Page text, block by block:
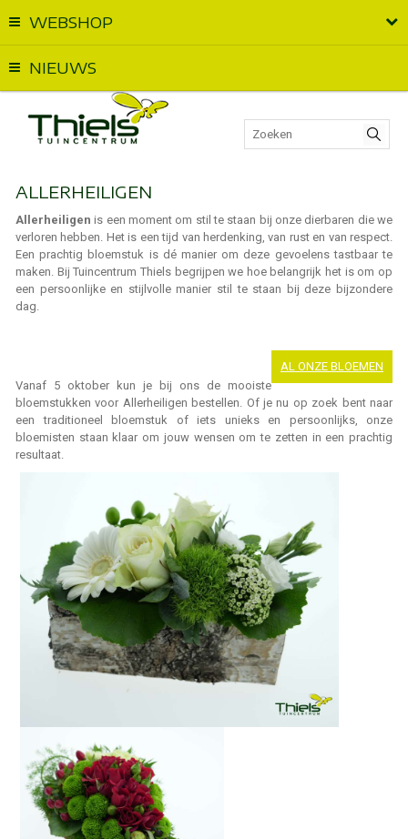
WEBSHOP
NIEUWS
ALLERHEILIGEN
Allerheiligen is een moment om stil te staan bij onze dierbaren die we
verloren hebben. Het is een tijd van herdenking, van rust en van respect.
Een prachtig bloemstuk is dé manier om deze gevoelens tastbaar te
maken. Bij Tuincentrum Thiels begrijpen we hoe belangrijk het is om op
een persoonlijke en stijlvolle manier stil te staan bij deze bijzondere
dag.
AL ONZE BLOEMEN
Vanaf 5 oktober kun je bij ons de mooiste
bloemstukken voor Allerheiligen bestellen. Of je nu op zoek bent naar
een traditioneel bloemstuk of iets unieks en persoonlijks, onze
bloemisten staan klaar om jouw wensen om te zetten in een prachtig
resultaat.